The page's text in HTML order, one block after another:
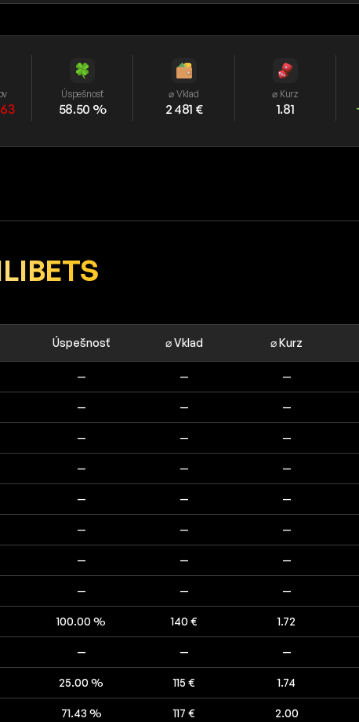
Úspešnosť
58.50 %
⌀ Vklad
2 481 €
⌀ Kurz
1.81
Úspešnosť ⌀ Vklad ⌀ Kurz
— — —
— — —
— — —
— — —
— — —
— — —
— — —
— — —
100.00 % 140 € 1.72
— — —
25.00 % 115 € 1.74
71.43 % 117 € 2.00